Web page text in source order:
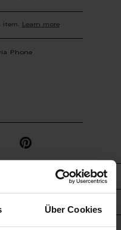
Über Cookies
item. Learn more
Phone